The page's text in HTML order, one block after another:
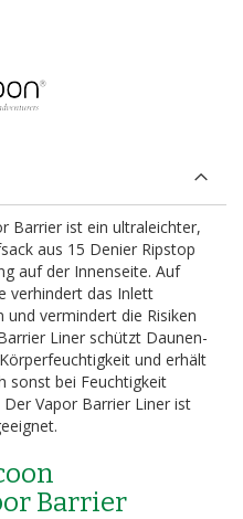
Barrier ist ein ultraleichter,
aus 15 Denier Ripstop
auf der Innenseite. Auf
verhindert das Inlett
vermindert die Risiken
Liner schützt Daunen-
und erhält
sonst bei Feuchtigkeit
Vapor Barrier Liner ist
Barrier